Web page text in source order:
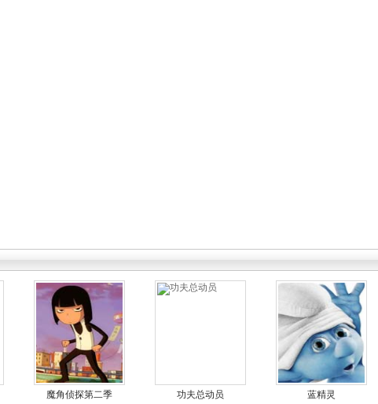
魔角侦探第二季 功夫总动员 蓝精灵